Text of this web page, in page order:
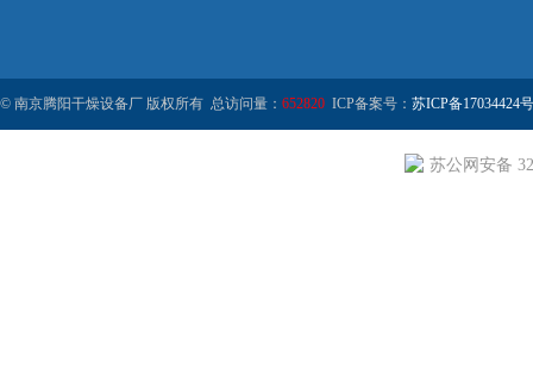
© 南京腾阳干燥设备厂 版权所有 总访问量： 652820 ICP备案号： 苏ICP备17034424
苏公网安备